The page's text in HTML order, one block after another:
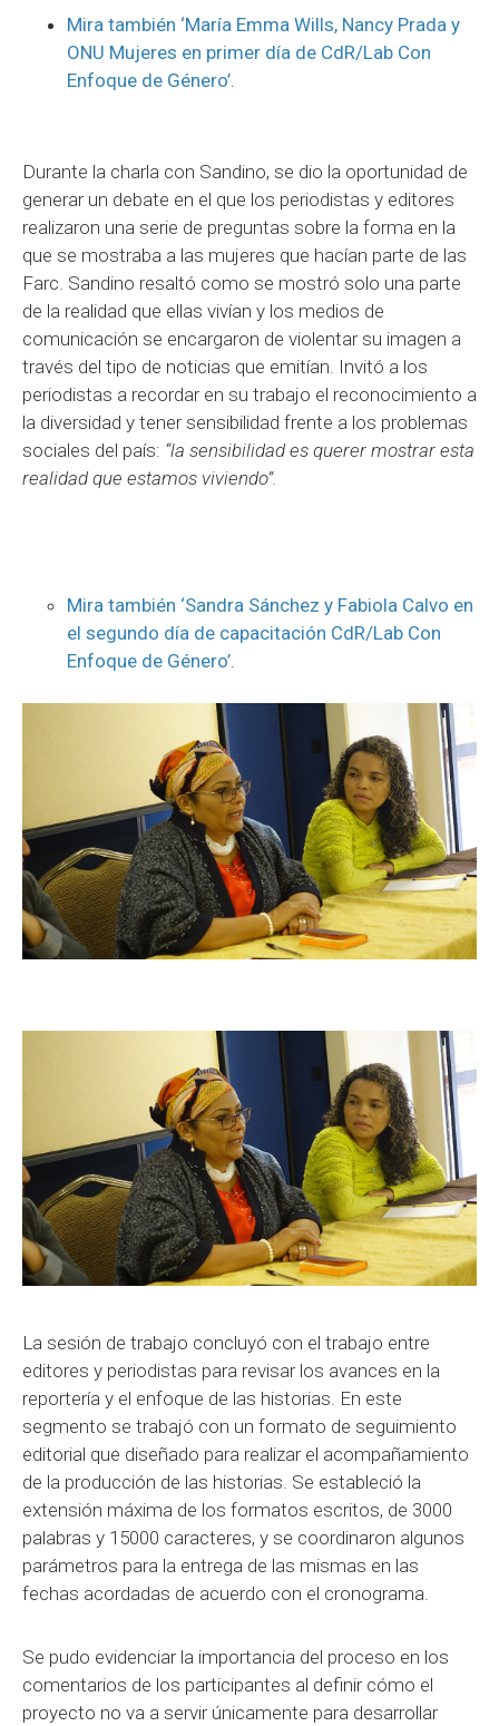
Mira también ‘María Emma Wills, Nancy Prada y
ONU Mujeres en primer día de CdR/Lab Con
Enfoque de Género’.
Durante la charla con Sandino, se dio la oportunidad de
generar un debate en el que los periodistas y editores
realizaron una serie de preguntas sobre la forma en la
que se mostraba a las mujeres que hacían parte de las
Farc. Sandino resaltó como se mostró solo una parte
de la realidad que ellas vivían y los medios de
comunicación se encargaron de violentar su imagen a
través del tipo de noticias que emitían. Invitó a los
periodistas a recordar en su trabajo el reconocimiento a
la diversidad y tener sensibilidad frente a los problemas
sociales del país: “la sensibilidad es querer mostrar esta
realidad que estamos viviendo”.
Mira también ‘Sandra Sánchez y Fabiola Calvo en
el segundo día de capacitación CdR/Lab Con
Enfoque de Género’.
La sesión de trabajo concluyó con el trabajo entre
editores y periodistas para revisar los avances en la
reportería y el enfoque de las historias. En este
segmento se trabajó con un formato de seguimiento
editorial que diseñado para realizar el acompañamiento
de la producción de las historias. Se estableció la
extensión máxima de los formatos escritos, de 3000
palabras y 15000 caracteres, y se coordinaron algunos
parámetros para la entrega de las mismas en las
fechas acordadas de acuerdo con el cronograma.
Se pudo evidenciar la importancia del proceso en los
comentarios de los participantes al definir cómo el
proyecto no va a servir únicamente para desarrollar